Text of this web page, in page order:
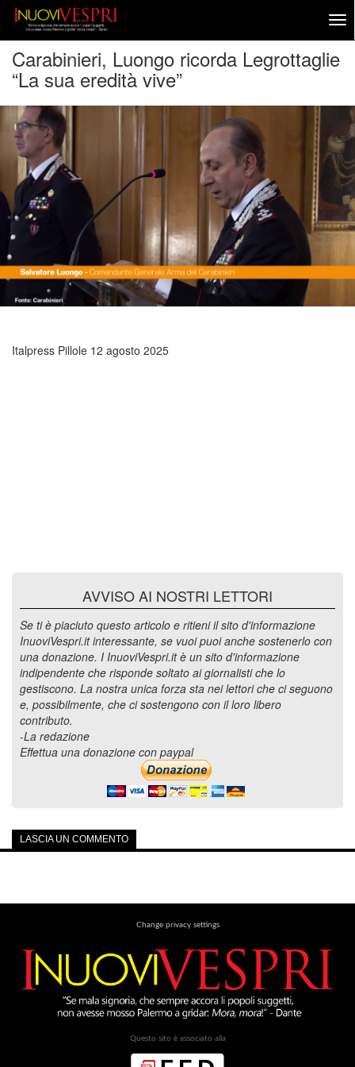
Carabinieri, Luongo ricorda Legrottaglie
“La sua eredità vive”
Italpress Pillole 12 agosto 2025
AVVISO AI NOSTRI LETTORI
Se ti è piaciuto questo articolo e ritieni il sito d'informazione
InuoviVespri.it interessante, se vuoi puoi anche sostenerlo con
una donazione. I InuoviVespri.it è un sito d'informazione
indipendente che risponde soltato ai giornalisti che lo
gestiscono. La nostra unica forza sta nei lettori che ci seguono
e, possibilmente, che ci sostengono con il loro libero
contributo.
-La redazione
Effettua una donazione con paypal
LASCIA UN COMMENTO
Change privacy settings
Questo sito è associato alla